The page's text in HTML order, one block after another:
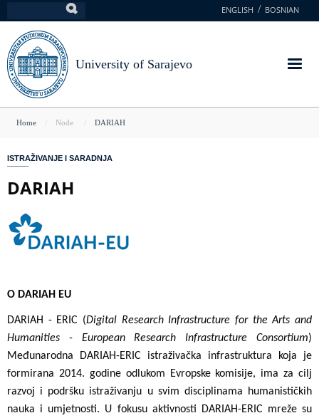
to
main
content
ENGLISH BOSNIAN
University of Sarajevo
You
here
Home Node DARIAH
ISTRAŽIVANJE I SARADNJA
DARIAH
O DARIAH EU
DARIAH - ERIC (Digital Research Infrastructure for the Arts and
Humanities - European Research Infrastructure Consortium)
Međunarodna DARIAH-ERIC istraživačka infrastruktura koja je
formirana 2014. godine odlukom Evropske komisije, ima za cilj
razvoj i podršku istraživanju u svim disciplinama humanističkih
nauka i umjetnosti. U fokusu aktivnosti DARIAH-ERIC mreže su